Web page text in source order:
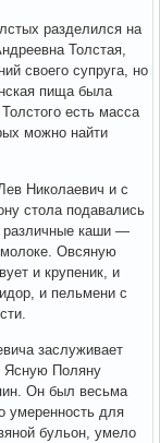
разделился на
Толстая,
своего супруга, но
пища была
есть масса
можно найти
Николаевич и с
стола подавались
различные каши —
молоке. Овсяную
и крупеник, и
и пельмени с
заслуживает
Ясную Поляну
Он был весьма
умеренность для
бульон, умело